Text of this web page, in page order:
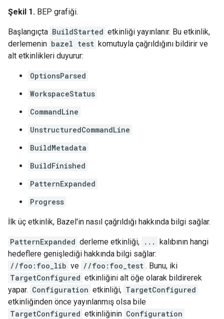
Şekil 1. BEP grafiği.
Başlangıçta BuildStarted etkinliği yayınlanır. Bu etkinlik,
derlemenin bazel test komutuyla çağrıldığını bildirir ve
alt etkinlikleri duyurur:
OptionsParsed
WorkspaceStatus
CommandLine
UnstructuredCommandLine
BuildMetadata
BuildFinished
PatternExpanded
Progress
İlk üç etkinlik, Bazel'in nasıl çağrıldığı hakkında bilgi sağlar.
PatternExpanded derleme etkinliği, ... kalıbının hangi
hedeflere genişlediği hakkında bilgi sağlar:
//foo:foo_lib ve //foo:foo_test . Bunu, iki
TargetConfigured etkinliğini alt öğe olarak bildirerek
yapar. Configuration etkinliği, TargetConfigured
etkinliğinden önce yayınlanmış olsa bile
TargetConfigured etkinliğinin Configuration